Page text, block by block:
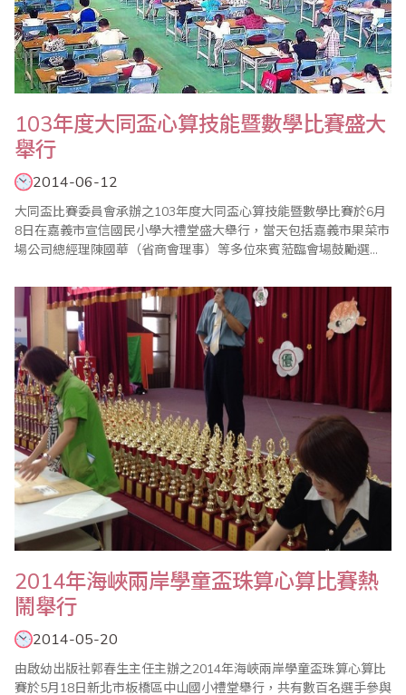
103年度大同盃心算技能暨數學比賽盛大
舉行
2014-06-12
大同盃比賽委員會承辦之103年度大同盃心算技能暨數學比賽於6月
8日在嘉義市宣信國民小學大禮堂盛大舉行，當天包括嘉義市果菜市
場公司總經理陳國華（省商會理事）等多位來賓蒞臨會場鼓勵選
2014年海峽兩岸學童盃珠算心算比賽熱
鬧舉行
2014-05-20
由啟幼出版社郭春生主任主辦之2014年海峽兩岸學童盃珠算心算比
賽於5月18日新北市板橋區中山國小禮堂舉行，共有數百名選手參與